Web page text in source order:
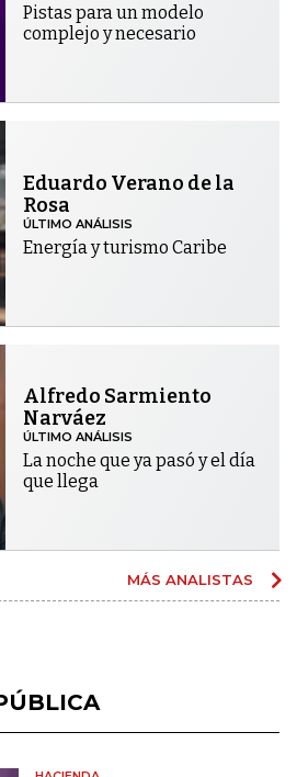
Pistas para un modelo
complejo y necesario
Eduardo Verano de la
Rosa
ÚLTIMO ANÁLISIS
Energía y turismo Caribe
Alfredo Sarmiento
Narváez
ÚLTIMO ANÁLISIS
La noche que ya pasó y el día
que llega
MÁS ANALISTAS